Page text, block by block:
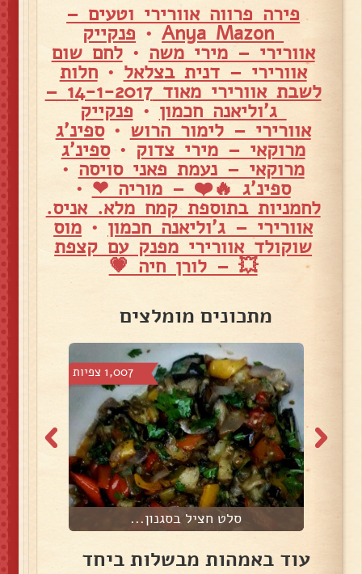
פירה פרווה אוורירי וטעים –
• פנקייק
אוורירי – מירי משה •לחם שום
אוורירי – דנית בצלאל •חלות
לשבת אוורירי מאוד 14-1-2017 –
ג'וליאנה חכמון • פנקייק
אוורירי – לימור הרוש •ספינ'ג
מרוקאי – מירי צדוק •ספינ'ג
מרוקאי – נעמת פאני סויסה •
ספינ'ג 🔥❤️ – מוריה ❤ •
לחמניות בתוספת קמח מלא. אניס.
אוורירי – ג'וליאנה חכמון • מוס
שוקולד אוורירי מפנק עם קצפת
💥 – לורן חיה 💗
מתכונים מומלצים
1,007 צפיות
סלט חציל בסגנון...
עוד באמהות מבשלות ביחד